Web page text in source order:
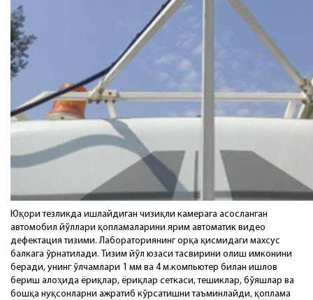
Юқори тезликда ишлайдиган чизиқли камерага асосланган
автомобил йўллари қопламаларини ярим автоматик видео
дефектация тизими. Лабораториянинг орқа қисмидаги махсус
балкага ўрнатилади. Тизим йўл юзаси тасвирини олиш имконини
беради, унинг ўлчамлари 1 мм ва 4 м.компьютер билан ишлов
бериш алоҳида ёриқлар, ёриқлар сеткаси, тешиклар, бўяшлар ва
бошқа нуқсонларни ажратиб кўрсатишни таъминлайди, қоплама